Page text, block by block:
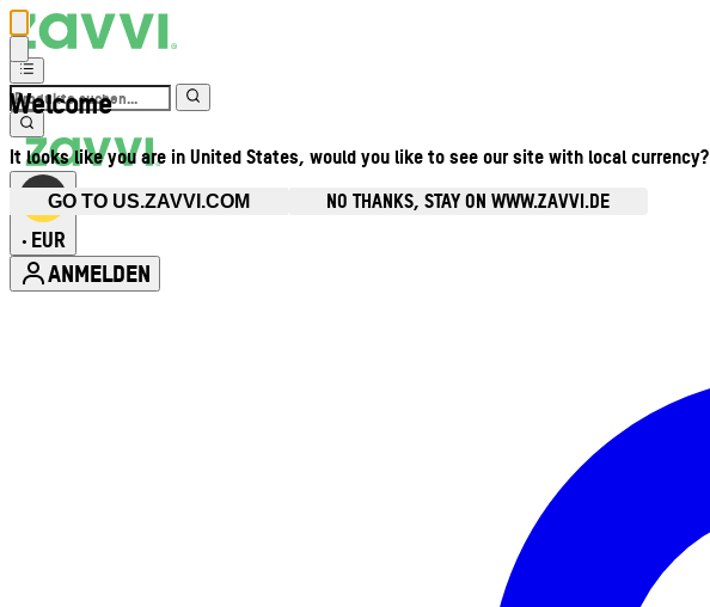
Welcome
It looks like you are in United States, would you like to see our site with local currency?
GO TO US.ZAVVI.COM NO THANKS, STAY ON WWW.ZAVVI.DE
• EUR
ANMELDEN